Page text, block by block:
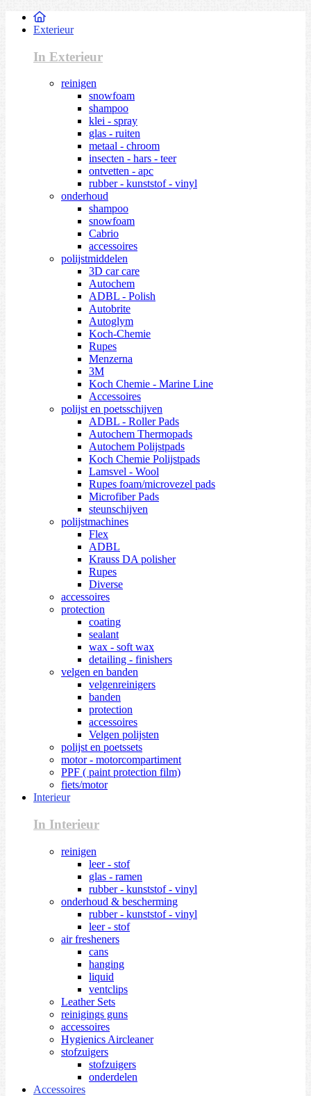
Exterieur
In Exterieur
reinigen
snowfoam
shampoo
klei - spray
glas - ruiten
metaal - chroom
insecten - hars - teer
ontvetten - apc
rubber - kunststof - vinyl
onderhoud
shampoo
snowfoam
Cabrio
accessoires
polijstmiddelen
3D car care
Autochem
ADBL - Polish
Autobrite
Autoglym
Koch-Chemie
Rupes
Menzerna
3M
Koch Chemie - Marine Line
Accessoires
polijst en poetsschijven
ADBL - Roller Pads
Autochem Thermopads
Autochem Polijstpads
Koch Chemie Polijstpads
Lamsvel - Wool
Rupes foam/microvezel pads
Microfiber Pads
steunschijven
polijstmachines
Flex
ADBL
Krauss DA polisher
Rupes
Diverse
accessoires
protection
coating
sealant
wax - soft wax
detailing - finishers
velgen en banden
velgenreinigers
banden
protection
accessoires
Velgen polijsten
polijst en poetssets
motor - motorcompartiment
PPF ( paint protection film)
fiets/motor
Interieur
In Interieur
reinigen
leer - stof
glas - ramen
rubber - kunststof - vinyl
onderhoud & bescherming
rubber - kunststof - vinyl
leer - stof
air fresheners
cans
hanging
liquid
ventclips
Leather Sets
reinigings guns
accessoires
Hygienics Aircleaner
stofzuigers
stofzuigers
onderdelen
Accessoires